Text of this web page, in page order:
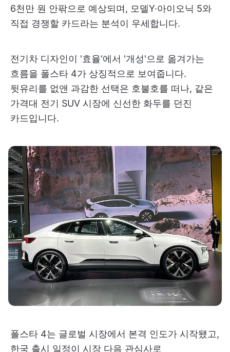
6천만 원 안팎으로 예상되며, 모델Y·아이오닉 5와
직접 경쟁할 카드라는 분석이 우세합니다.
전기차 디자인이 '효율'에서 '개성'으로 옮겨가는
흐름을 폴스타 4가 상징적으로 보여줍니다.
뒷유리를 없앤 과감한 선택은 호불호를 떠나, 같은
가격대 전기 SUV 시장에 신선한 화두를 던진
카드입니다.
폴스타 4는 글로벌 시장에서 본격 인도가 시작됐고,
한국 출시 일정이 시장 다음 관심사로